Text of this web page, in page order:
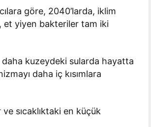
göre, 2040’larda, iklim
et yiyen bakteriler tam iki
kuzeydeki sularda hayatta
daha iç kısımlara
sıcaklıktaki en küçük